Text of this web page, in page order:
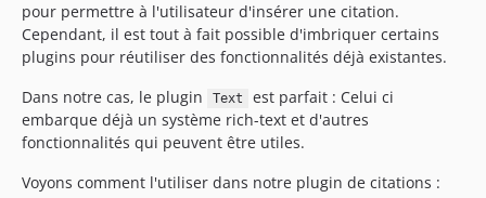
pour permettre à l'utilisateur d'insérer une citation.
Cependant, il est tout à fait possible d'imbriquer certains
plugins pour réutiliser des fonctionnalités déjà existantes.
Dans notre cas, le plugin
Text
est parfait : Celui ci
embarque déjà un système rich-text et d'autres
fonctionnalités qui peuvent être utiles.
Voyons comment l'utiliser dans notre plugin de citations :